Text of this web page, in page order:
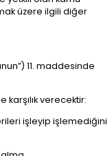
üzere ilgili diğer
11. maddesinde
karşılık verecektir:
işleyip işlemediğini